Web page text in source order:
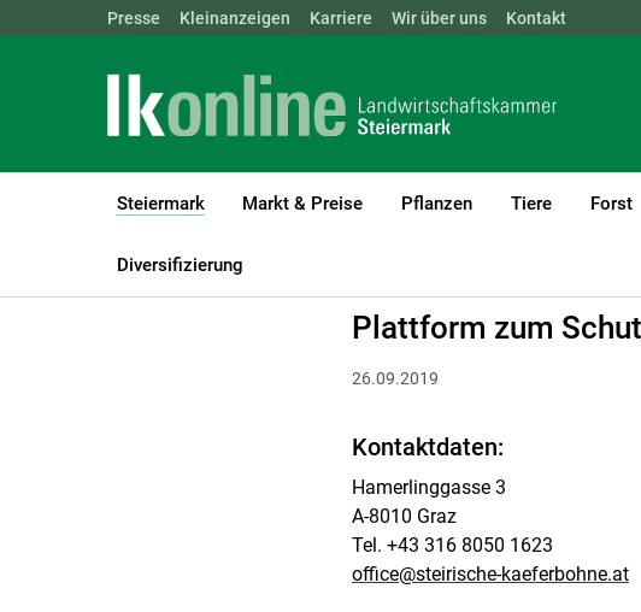
Landwirtschaftskammern: ÖSTERREICH BGLD KTN NÖ
Presse Kleinanzeigen Karriere Wir über uns Kontakt
Steiermark
(current)1
Markt & Preise Pflanzen Tiere Forst
Diversifizierung
LK Steiermark Steiermark
Plattform zum
26.09.2019
Kontaktdaten:
Hamerlinggasse 3
A-8010 Graz
Tel. +43 316 8050 1623
office@steirische-kaeferbohne.at